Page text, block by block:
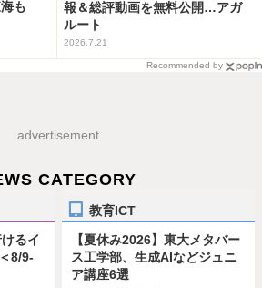
も
報＆総評動画を無料公開…アガ
ルート
2026.7.21
Recommended by
advertisement
CATEGORY
るイ
8/9-
教育ICT
【夏休み2026】東大メタバー
ス工学部、生成AIなどジュニ
ア講座6選